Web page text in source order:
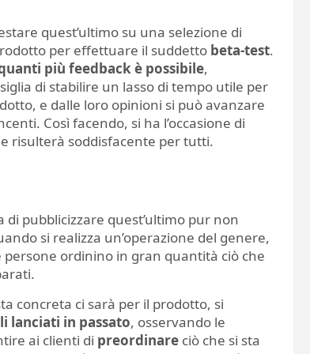
quest’ultimo su una selezione di
per effettuare il suddetto beta-test.
più feedback è possibile,
di stabilire un lasso di tempo utile per
e dalle loro opinioni si può avanzare
Così facendo, si ha l’occasione di
risulterà soddisfacente per tutti.
pubblicizzare quest’ultimo pur non
si realizza un’operazione del genere,
ordinino in gran quantità ciò che
concreta ci sarà per il prodotto, si
lanciati in passato, osservando le
ai clienti di preordinare ciò che si sta